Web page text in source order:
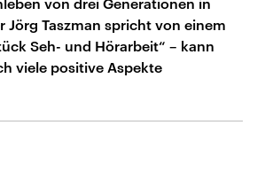
Jörg Taszman spricht von einem
Seh- und Hörarbeit“ – kann
viele positive Aspekte